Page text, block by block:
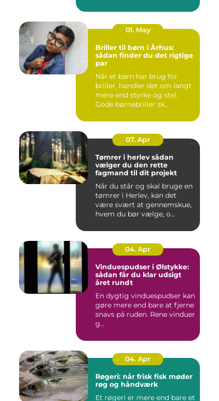
01. May
Briller til børn i Århus:
sådan finder du det rigtige
par
Når et barn har brug for
briller, handler det om langt
mere end styrke og stel.
Gode børnebriller sk...
07. Apr
Tømrer i herlev sådan
vælger du den rette
fagmand til dit projekt
Når du står og skal bruge en
tømrer i Herlev, kan det
være svært at gennemskue,
hvem du bør vælge, o...
04. Apr
Vinduespudser i Ølstykke:
sådan får du klar udsigt
året rundt
En dygtig vinduespudser kan
gøre mere end bare at fjerne
snavs på ruden. Rene vinduer
g...
04. Apr
Røgeri: når frisk fisk møder
røg og håndværk
Et røgeri er mere end bare et